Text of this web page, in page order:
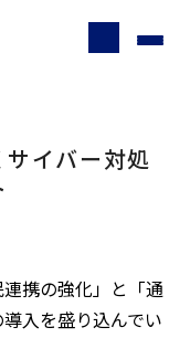
サイバー対処
携の強化」と「通
入を盛り込んでい